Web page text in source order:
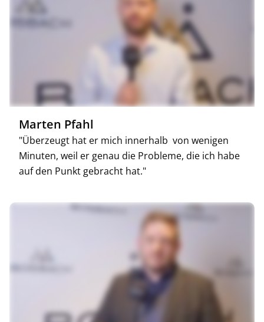
Marten Pfahl
"Überzeugt hat er mich innerhalb von wenigen
Minuten, weil er genau die Probleme, die ich habe
auf den Punkt gebracht hat."